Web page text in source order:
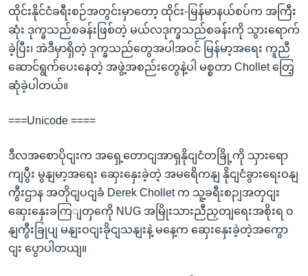
ထိုင်းနိုင်ငံခရီးစဉ်အတွင်းမှာတော့ ထိုင်း-မြန်မာနယ်စပ်က အကြီး
ဆုံး ဒုက္ခသည်စခန်းဖြစ်တဲ့ မယ်လဒုက္ခသည်စခန်းကို သွားရောက်
ခဲ့ပြီး၊ အဲဒီမှာရှိတဲ့ ဒုက္ခသည်တွေအပါအဝင် မြန်မာ့အရေး ကူညီ
ဆောင်ရွက်ပေးနေတဲ့ အဖွဲ့အစည်းတွေနဲ့ပါ မစ္စတာ Chollet တြေ့
ဆုံခဲ့ပါတယ်။
===Unicode ====
ဒီလအစောပိုငျးက အရှေ့တောငျအာရှနိုငျငံတခြို့ကို သှားရော
ကျပွီး မွနျမာ့အရေး ဆှေးနှေးခဲ့တဲ့ အမရေိကနျ နိုငျငံခွားရေးဝနျ
ကွီးဌာန အတိုငျပငျခံ Derek Chollet က သူ့ခရီးစဉျအတှငျး
ဆှေးနှေးခကြျတှကေို NUG အမြိုးသားညီညှတျရေးအစိုးရ ဝ
နျကွီးခြုပျ မနျးဝငျးခိုငျသနျးနဲ့ မနေ့က ဆှေးနှေးခဲ့တဲ့အကွော
ငျး ပွောပါတယျ။